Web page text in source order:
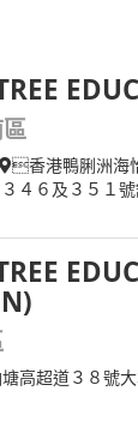
香港鴨脷洲海
４６及３５１
高超道３８號